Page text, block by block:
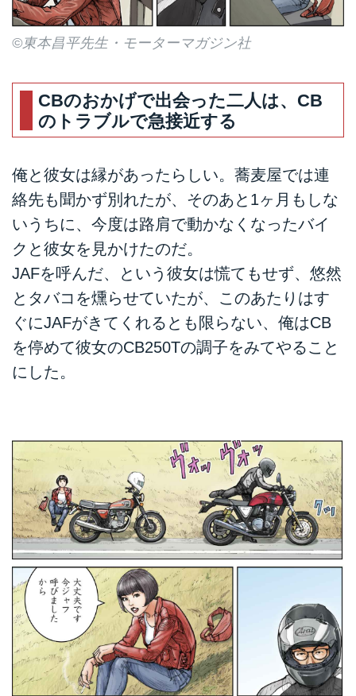
©東本昌平先生・モーターマガジン社
CBのおかげで出会った二人は、CB
のトラブルで急接近する
俺と彼女は縁があったらしい。蕎麦屋では連
絡先も聞かず別れたが、そのあと1ヶ月もしな
いうちに、今度は路肩で動かなくなったバイ
クと彼女を見かけたのだ。
JAFを呼んだ、という彼女は慌てもせず、悠然
とタバコを燻らせていたが、このあたりはす
ぐにJAFがきてくれるとも限らない、俺はCB
を停めて彼女のCB250Tの調子をみてやること
にした。